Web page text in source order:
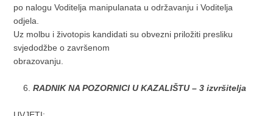
po nalogu Voditelja manipulanata u održavanju i Voditelja
odjela.
Uz molbu i životopis kandidati su obvezni priložiti presliku
svjedodžbe o završenom
obrazovanju.
RADNIK NA POZORNICI U KAZALIŠTU – 3 izvršitelja